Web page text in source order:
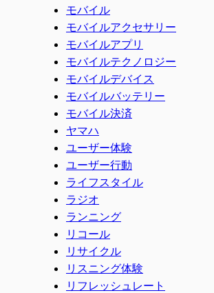
モバイル
モバイルアクセサリー
モバイルアプリ
モバイルテクノロジー
モバイルデバイス
モバイルバッテリー
モバイル決済
ヤマハ
ユーザー体験
ユーザー行動
ライフスタイル
ラジオ
ランニング
リコール
リサイクル
リスニング体験
リフレッシュレート